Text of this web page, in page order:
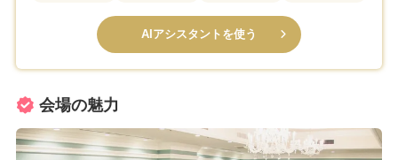
AIアシスタントを使う
会場の魅力